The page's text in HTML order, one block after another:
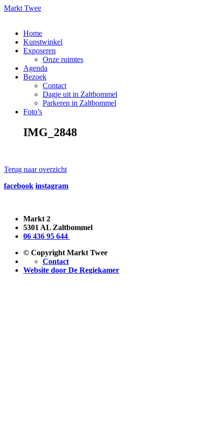
Markt Twee
Home
Kunstwinkel
Exposeren
Onze ruimtes
Agenda
Bezoek
Contact
Dagje uit in Zaltbommel
Parkeren in Zaltbommel
Foto’s
IMG_2848
Terug naar overzicht
facebook instagram
Markt 2
5301 AL Zaltbommel
06 436 95 644
© Copyright Markt Twee
Contact
Website door De Regiekamer